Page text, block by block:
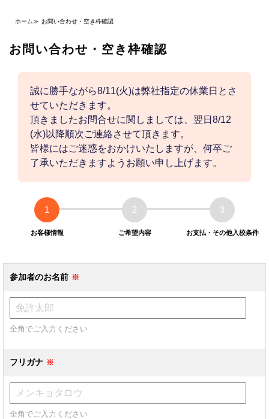
ホーム≫ お問い合わせ・空き枠確認
お問い合わせ・空き枠確認
誠に勝手ながら8/11(火)は弊社指定の休業日とさ
せていただきます。
頂きましたお問合せに関しましては、翌日8/12
(水)以降順次ご連絡させて頂きます。
皆様にはご迷惑をおかけいたしますが、何卒ご
了承いただきますようお願い申し上げます。
1
お客様情報
2
ご希望内容
3
お支払・その他入校条件
参加者のお名前
全角でご入力ください
フリガナ
全角でご入力ください